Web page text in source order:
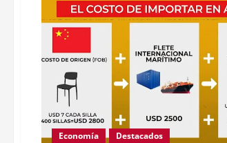
Economía Destacados